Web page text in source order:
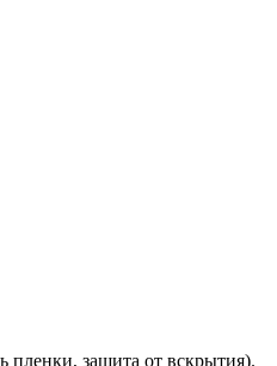
пленки, защита от вскрытия).